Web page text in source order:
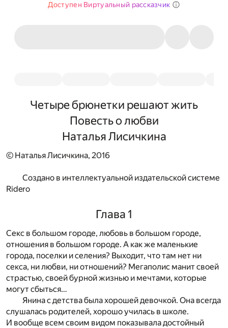
Доступен Виртуальный рассказчик
Четыре брюнетки решают жить
Повесть о любви
Наталья Лисичкина
© Наталья Лисичкина, 2016
Создано в интеллектуальной издательской системе
Ridero
Глава 1
Секс в большом городе, любовь в большом городе,
отношения в большом городе. А как же маленькие
города, поселки и селения? Выходит, что там нет ни
секса, ни любви, ни отношений? Мегаполис манит своей
страстью, своей бурной жизнью и мечтами, которые
могут сбыться…
Янина с детства была хорошей девочкой. Она всегда
слушалась родителей, хорошо училась в школе.
И вообще всем своим видом показывала достойный